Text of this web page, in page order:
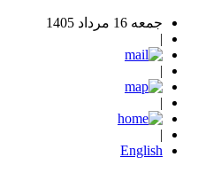
جمعه 16 مرداد 1405
English